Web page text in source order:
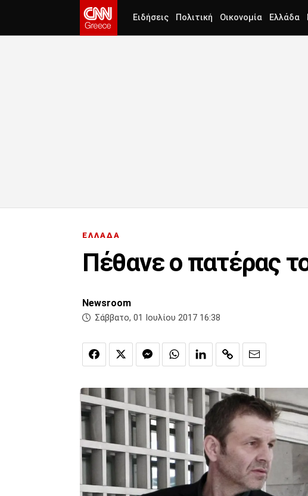
Ειδήσεις Πολιτική Οικονομία Ελλάδα
ΕΛΛΑΔΑ
Πέθανε ο πατέρας
Newsroom
Σάββατο, 01 Ιουλίου 2017 16:38